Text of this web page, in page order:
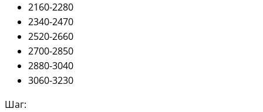
2160-2280
2340-2470
2520-2660
2700-2850
2880-3040
3060-3230
Шаг: